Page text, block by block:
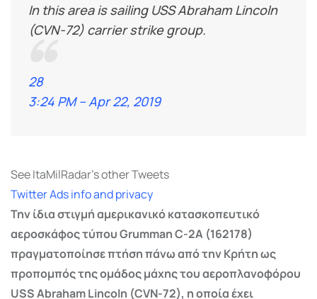
In this area is sailing USS Abraham Lincoln
(CVN-72) carrier strike group.
28
3:24 PM – Apr 22, 2019
See ItaMilRadar’s other Tweets
Twitter Ads info and privacy
Την ίδια στιγμή αμερικανικό κατασκοπευτικό
αεροσκάφος τύπου Grumman C-2A (162178)
πραγματοποίησε πτήση πάνω από την Κρήτη ως
προπομπός της ομάδος μάχης του αεροπλανοφόρου
USS Abraham Lincoln (CVN-72), η οποία έχει